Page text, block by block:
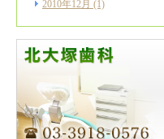
2010年12月 (1)